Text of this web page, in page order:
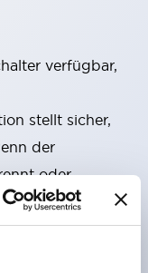
verfügbar,
stellt sicher,
der
oder
integriert,